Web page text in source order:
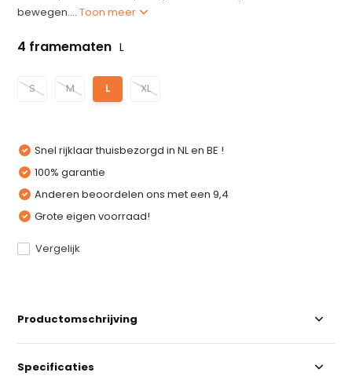
bewegen....Toon meer
4 framematen L
S M L XL
Snel rijklaar thuisbezorgd in NL en BE !
100% garantie
Anderen beoordelen ons met een 9,4
Grote eigen voorraad!
Vergelijk
Productomschrijving
Specificaties